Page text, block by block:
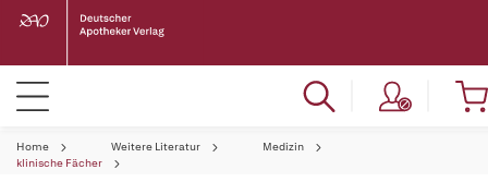
Home Weitere Literatur
Medizin
klinische Fächer